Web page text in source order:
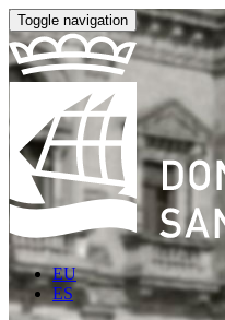
Toggle navigation
EU
ES